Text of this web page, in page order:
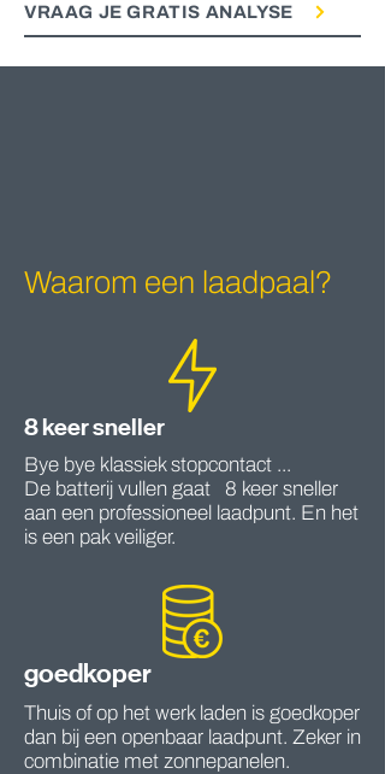
VRAAG JE GRATIS ANALYSE
Waarom een laadpaal?
8 keer sneller
Bye bye klassiek stopcontact ...
De batterij vullen gaat 8 keer sneller
aan een professioneel laadpunt. En het
is een pak veiliger.
goedkoper
Thuis of op het werk laden is goedkoper
dan bij een openbaar laadpunt. Zeker in
combinatie met zonnepanelen.